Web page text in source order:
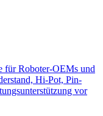
für Roboter-OEMs und
Hi-Pot, Pin-
vor